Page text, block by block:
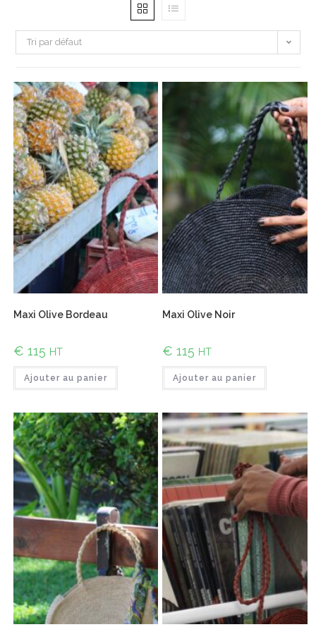
Tri par défaut
Maxi Olive Bordeau
€ 115 HT
Ajouter au panier
Maxi Olive Noir
€ 115 HT
Ajouter au panier